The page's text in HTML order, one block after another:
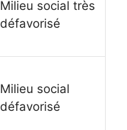
Milieu social très
défavorisé
Milieu social
défavorisé